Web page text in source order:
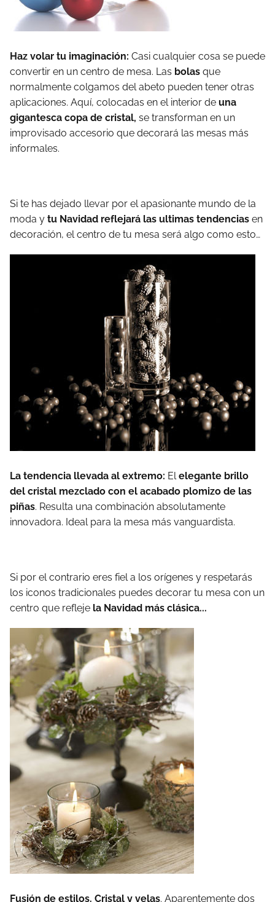
Haz volar tu imaginación: Casi cualquier cosa se puede
convertir en un centro de mesa. Las bolas que
normalmente colgamos del abeto pueden tener otras
aplicaciones. Aquí, colocadas en el interior de una
gigantesca copa de cristal, se transforman en un
improvisado accesorio que decorará las mesas más
informales.
Si te has dejado llevar por el apasionante mundo de la
moda y tu Navidad reflejará las ultimas tendencias en
decoración, el centro de tu mesa será algo como esto…
La tendencia llevada al extremo: Elelegante brillo
del cristal mezclado con el acabado plomizo de las
piñas. Resulta una combinación absolutamente
innovadora. Ideal para la mesa más vanguardista.
Si por el contrario eres fiel a los orígenes y respetarás
los iconos tradicionales puedes decorar tu mesa con un
centro que refleje la Navidad más clásica...
Fusión de estilos. Cristal y velas. Aparentemente dos